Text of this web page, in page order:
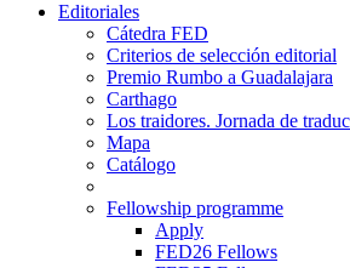
Editoriales
Cátedra FED
Criterios de selección editorial
Premio Rumbo a Guadalajara
Carthago
Los traidores. Jornada de
Mapa
Catálogo
Fellowship programme
Apply
FED26 Fellows